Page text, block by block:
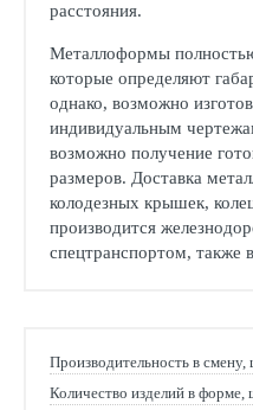
расстояния.
Металлоформы
которые определяют
однако, возможно
индивидуальным
возможно получение
размеров. Доставка
колодезных крышек,
производится
спецтранспортом, также
Производительность в смену,
Количество изделий в форме,